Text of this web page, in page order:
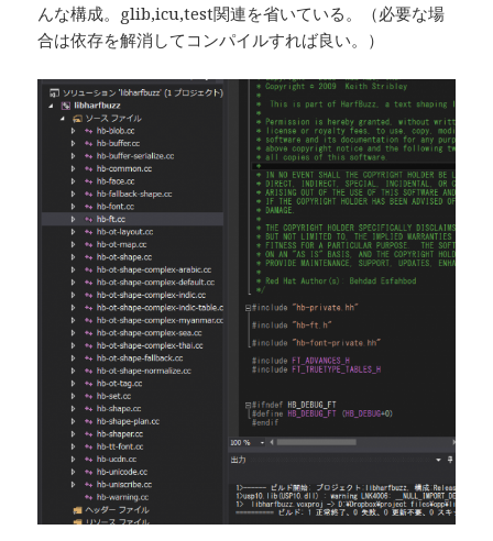
んな構成。glib,icu,test関連を省いている。（必要な場
合は依存を解消してコンパイルすれば良い。）